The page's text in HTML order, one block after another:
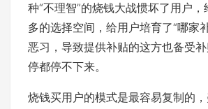
种“不理智”的烧钱大战惯坏了用户
多的选择空间，给用户培育了“哪家
恶习，导致提供补贴的这方也备受
停都停不下来。
烧钱买用户的模式是最容易复制的